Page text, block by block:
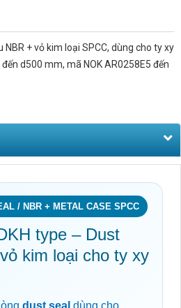
NBR + vỏ kim loại SPCC, dùng cho ty xy
d500 mm, mã NOK AR0258E5 đến
/ NBR + METAL CASE SPCC
type – Dust
kim loại cho ty xy
dust seal dùng cho